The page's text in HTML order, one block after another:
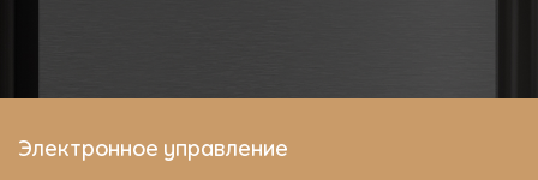
Электронное управление